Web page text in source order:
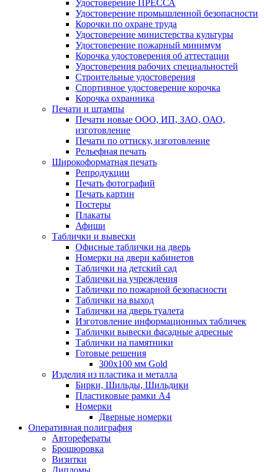
Удостоверение ПРЕССА
Удостоверение промышленной безопасности
Корочки по охране труда
Удостоверение министерства культуры
Удостоверение пожарный минимум
Корочка удостоверения об аттестации
Удостоверения рабочих специальностей
Строительные удостоверения
Спортивное удостоверение корочка
Корочка охранника
Печати и штампы
Печати новые ООО, ИП, ЗАО, ОАО,
изготовление
Печати по оттиску, изготовление
Рельефная печать
Широкоформатная печать
Репродукции
Печать фотографий
Печать картин
Постеры
Плакаты
Афиши
Таблички и вывески
Офисные таблички на дверь
Номерки на двери кабинетов
Таблички на детский сад
Таблички на учреждения
Таблички по пожарной безопасности
Таблички на выход
Таблички на дверь туалета
Изготовление информационных табличек
Таблички вывески фасадные адресные
Таблички на памятники
Готовые решения
300x100 мм Gold
Изделия из пластика и металла
Бирки, Шильды, Шильдики
Пластиковые рамки А4
Номерки
Дверные номерки
Оперативная полиграфия
Авторефераты
Брошюровка
Визитки
Дипломы